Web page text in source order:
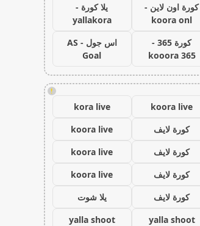
كورة اون لاين -
koora onl
يلا كورة -
yallakora
كورة 365 -
kooora 365
اس جول - AS
Goal
!
koora live
kora live
كورة لايف
koora live
كورة لايف
koora live
كورة لايف
koora live
كورة لايف
يلا شوت
yalla shoot
yalla shoot